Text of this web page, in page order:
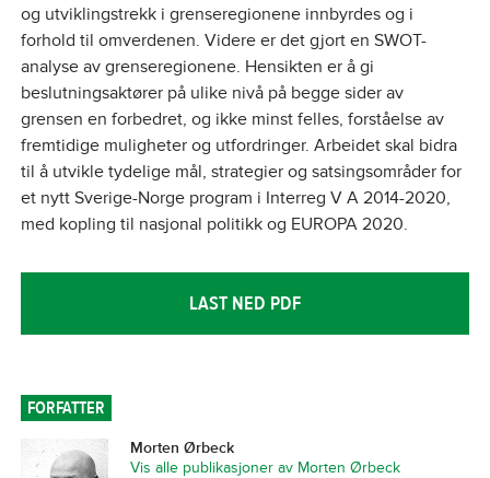
og utviklingstrekk i grenseregionene innbyrdes og i
forhold til omverdenen. Videre er det gjort en SWOT-
analyse av grenseregionene. Hensikten er å gi
beslutningsaktører på ulike nivå på begge sider av
grensen en forbedret, og ikke minst felles, forståelse av
fremtidige muligheter og utfordringer. Arbeidet skal bidra
til å utvikle tydelige mål, strategier og satsingsområder for
et nytt Sverige-Norge program i Interreg V A 2014-2020,
med kopling til nasjonal politikk og EUROPA 2020.
LAST NED PDF
FORFATTER
Morten Ørbeck
Vis alle publikasjoner av Morten Ørbeck